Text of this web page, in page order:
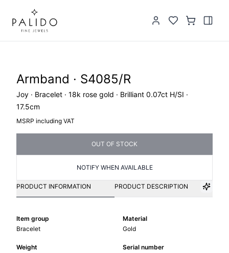
Armband · S4085/R
Joy · Bracelet · 18k rose gold · Brilliant 0.07ct H/SI ·
17.5cm
MSRP including VAT
OUT OF STOCK
NOTIFY WHEN AVAILABLE
PRODUCT INFORMATION PRODUCT DESCRIPTION
Item group
Bracelet
Material
Gold
Weight
Serial number